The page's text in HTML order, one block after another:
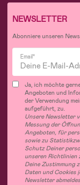
NEWSLETTER
Abonniere unseren
Email*
Ja, ich möchte
Angeboten und
der Verwendung
aufgeführt, zu.
Unsere Newsletter
Messung der
Angeboten, für
sowie zu
Schutz Deiner
unseren Richtlinien
Deine Zustimmung
Daten und Cookies
Newsletter